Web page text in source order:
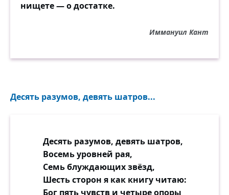
нищете — о достатке.
Иммануил Кант
Десять разумов, девять шатров...
Десять разумов, девять шатров,
Восемь уровней рая,
Семь блуждающих звёзд,
Шесть сторон я как книгу читаю:
Бог пять чувств и четыре опоры